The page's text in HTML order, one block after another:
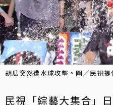
胡瓜突然遭水球攻擊。圖／民視提
民視「綜藝大集合」